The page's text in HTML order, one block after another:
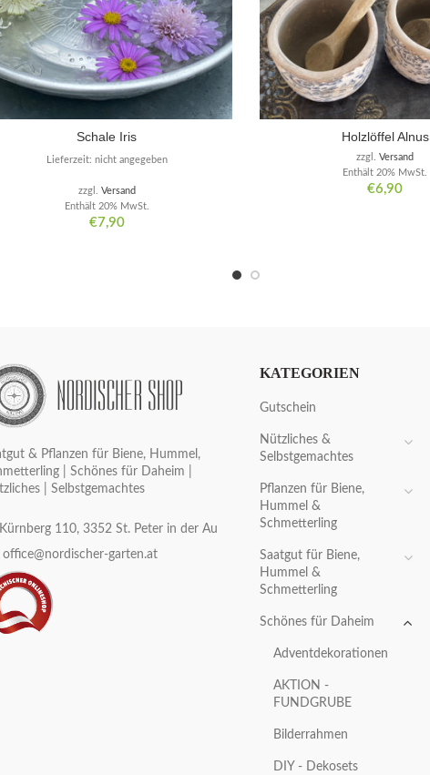
Schale Iris
€7,90
Enthält 20% MwSt.
zzgl. Versand
Lieferzeit: nicht angegeben
Holzlöffel Alnus
€6,90
Enthält 20% MwSt.
zzgl.Versand
& Pflanzen für Biene, Hummel,
| Schönes für Daheim |
| Selbstgemachtes
Kürnberg 110, 3352 St. Peter in der Au
office@nordischer-garten.at
KATEGORIEN
Gutschein
Nützliches &
Selbstgemachtes
Pflanzen für Biene,
Hummel &
Schmetterling
Saatgut für Biene,
Hummel &
Schmetterling
Schönes für Daheim
Adventdekorationen
AKTION -
FUNDGRUBE
Bilderrahmen
DIY - Dekosets